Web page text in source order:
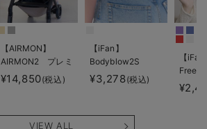
【AIRMON】
AIRMON2 プレミ
アム
¥14,850(税込)
【iFan】
Bodyblow2S
¥3,278(税込)
【
Freeze
VIEW ALL